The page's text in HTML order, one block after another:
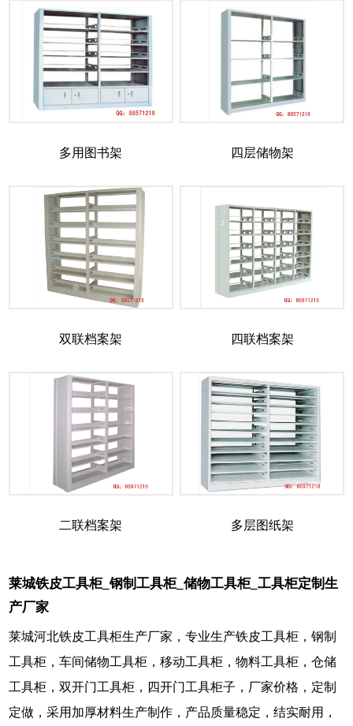
多用图书架 四层储物架
双联档案架 四联档案架
二联档案架 多层图纸架
莱城铁皮工具柜_钢制工具柜_储物工具柜_工具柜定制生
产厂家
莱城河北铁皮工具柜生产厂家，专业生产铁皮工具柜，钢制
工具柜，车间储物工具柜，移动工具柜，物料工具柜，仓储
工具柜，双开门工具柜，四开门工具柜子，厂家价格，定制
定做，采用加厚材料生产制作，产品质量稳定，结实耐用，